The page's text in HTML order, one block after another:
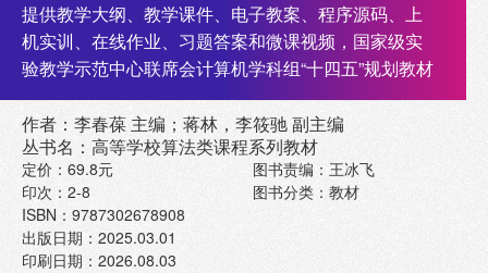
提供教学大纲、教学课件、电子教案、程序源码、上
机实训、在线作业、习题答案和微课视频，国家级实
验教学示范中心联席会计算机学科组“十四五”规划教材
作者：李春葆 主编；蒋林，李筱驰 副主编
丛书名：高等学校算法类课程系列教材
定价：69.8元
印次：2-8
ISBN：9787302678908
出版日期：2025.03.01
印刷日期：2026.08.03
图书责编：王冰飞
图书分类：教材